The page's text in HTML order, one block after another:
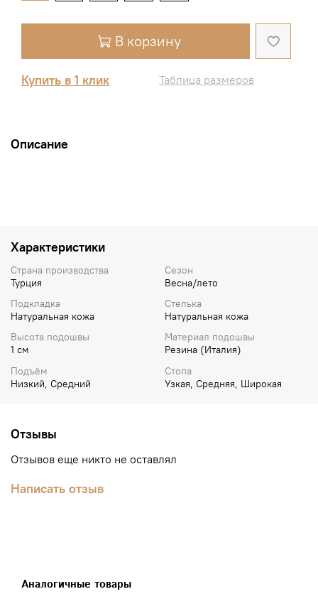
В корзину
Купить в 1 клик Таблица размеров
Описание
Характеристики
Страна производства
Турция
Сезон
Весна/лето
Подкладка
Натуральная кожа
Стелька
Натуральная кожа
Высота подошвы
1 см
Материал подошвы
Резина (Италия)
Подъём
Низкий, Средний
Стопа
Узкая, Средняя, Широкая
Отзывы
Отзывов еще никто не оставлял
Написать отзыв
Аналогичные товары